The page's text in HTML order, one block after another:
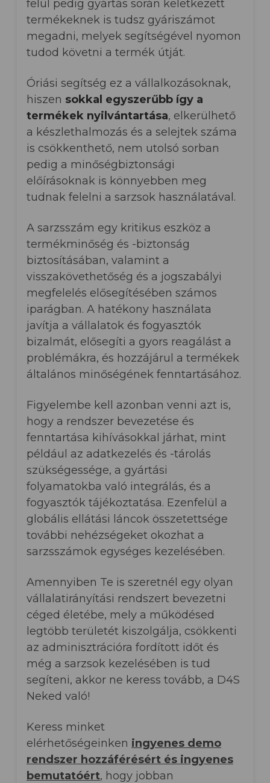
felül pedig gyártás során keletkezett
termékeknek is tudsz gyáriszámot
megadni, melyek segítségével nyomon
tudod követni a termék útját.
Óriási segítség ez a vállalkozásoknak,
hiszen sokkal egyszerűbb így a
termékek nyilvántartása, elkerülhető
a készlethalmozás és a selejtek száma
is csökkenthető, nem utolsó sorban
pedig a minőségbiztonsági
előírásoknak is könnyebben meg
tudnak felelni a sarzsok használatával.
A sarzsszám egy kritikus eszköz a
termékminőség és -biztonság
biztosításában, valamint a
visszakövethetőség és a jogszabályi
megfelelés elősegítésében számos
iparágban. A hatékony használata
javítja a vállalatok és fogyasztók
bizalmát, elősegíti a gyors reagálást a
problémákra, és hozzájárul a termékek
általános minőségének fenntartásához.
Figyelembe kell azonban venni azt is,
hogy a rendszer bevezetése és
fenntartása kihívásokkal járhat, mint
például az adatkezelés és -tárolás
szükségessége, a gyártási
folyamatokba való integrálás, és a
fogyasztók tájékoztatása. Ezenfelül a
globális ellátási láncok összetettsége
további nehézségeket okozhat a
sarzsszámok egységes kezelésében.
Amennyiben Te is szeretnél egy olyan
vállalatirányítási rendszert bevezetni
céged életébe, mely a működésed
legtöbb területét kiszolgálja, csökkenti
az adminisztrációra fordított időt és
még a sarzsok kezelésében is tud
segíteni, akkor ne keress tovább, a D4S
Neked való!
Keress minket
elérhetőségeinken ingyenes demo
rendszer hozzáférésért és ingyenes
bemutatóért, hogy jobban